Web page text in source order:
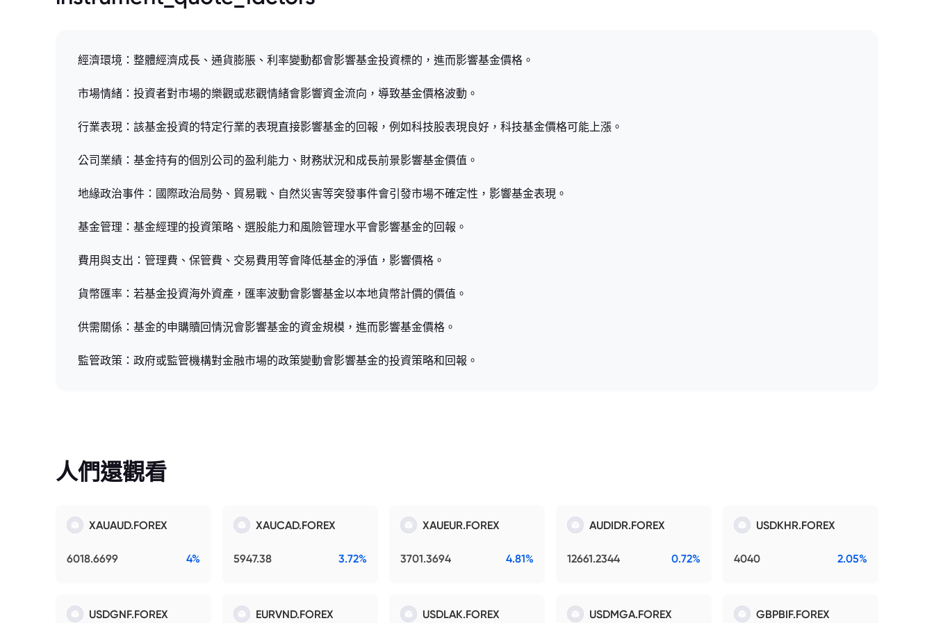
經濟環境：整體經濟成長、通貨膨脹、利率變動都會影響基金投資標的，進而影響基金價格。
市場情緒：投資者對市場的樂觀或悲觀情緒會影響資金流向，導致基金價格波動。
行業表現：該基金投資的特定行業的表現直接影響基金的回報，例如科技股表現良好，科技基金價格可能上漲。
公司業績：基金持有的個別公司的盈利能力、財務狀況和成長前景影響基金價值。
地緣政治事件：國際政治局勢、貿易戰、自然災害等突發事件會引發市場不確定性，影響基金表現。
基金管理：基金經理的投資策略、選股能力和風險管理水平會影響基金的回報。
費用與支出：管理費、保管費、交易費用等會降低基金的淨值，影響價格。
貨幣匯率：若基金投資海外資產，匯率波動會影響基金以本地貨幣計價的價值。
供需關係：基金的申購贖回情況會影響基金的資金規模，進而影響基金價格。
監管政策：政府或監管機構對金融市場的政策變動會影響基金的投資策略和回報。
人們還觀看
XAUAUD.FOREX
6018.6699 4%
XAUCAD.FOREX
5947.38 3.72%
XAUEUR.FOREX
3701.3694 4.81%
AUDIDR.FOREX
12661.2344 0.72%
USDKHR.FOREX
4040 2.05%
USDGNF.FOREX EURVND.FOREX USDLAK.FOREX USDMGA.FOREX GBPBIF.FOREX